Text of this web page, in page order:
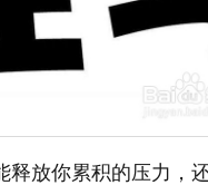
释放你累积的压力，